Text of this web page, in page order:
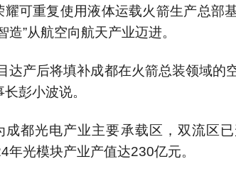
耀可重复使用液体运载火箭生产总部
造”从航空向航天产业迈进。
达产后将填补成都在火箭总装领域的
长彭小波说。
成都光电产业主要承载区，双流区
年光模块产业产值达230亿元。